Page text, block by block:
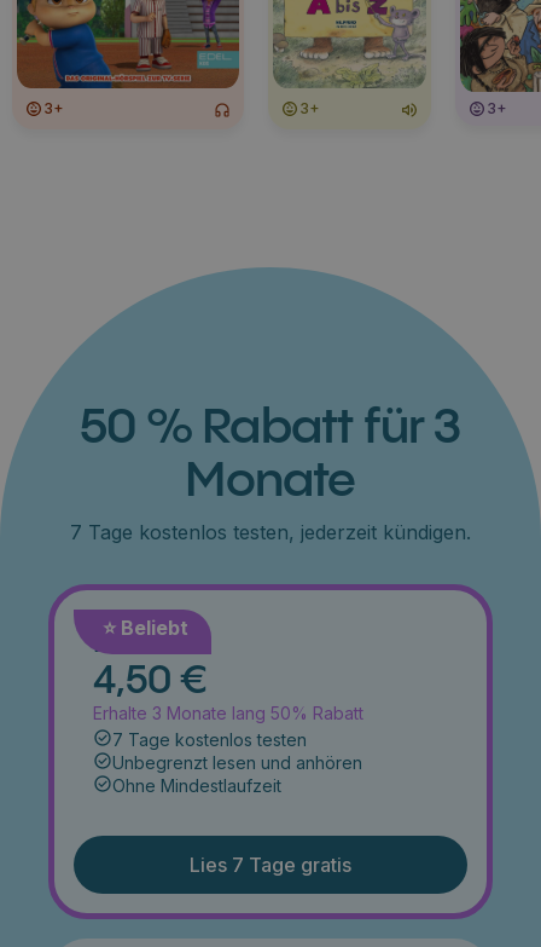
3+ 3+ 3+
50 % Rabatt für 3
Monate
7 Tage kostenlos testen, jederzeit kündigen.
⭐️ Beliebt
Monat
4,50 €
Erhalte 3 Monate lang 50% Rabatt
7 Tage kostenlos testen
Unbegrenzt lesen und anhören
Ohne Mindestlaufzeit
Lies 7 Tage gratis